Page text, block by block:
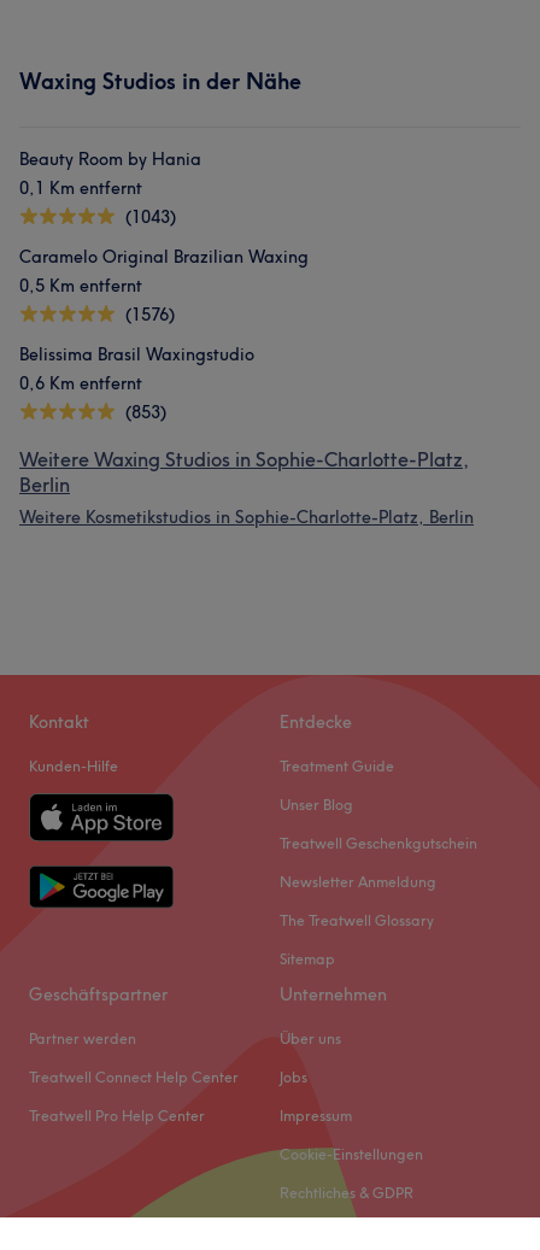
Waxing Studios in der Nähe
Beauty Room by Hania
0,1 Km entfernt
(1043)
Caramelo Original Brazilian Waxing
0,5 Km entfernt
(1576)
Belissima Brasil Waxingstudio
0,6 Km entfernt
(853)
Weitere Waxing Studios in Sophie-Charlotte-Platz,
Berlin
Weitere Kosmetikstudios in Sophie-Charlotte-Platz, Berlin
Kontakt
Kunden-Hilfe
Entdecke
Treatment Guide
Unser Blog
Treatwell Geschenkgutschein
Newsletter Anmeldung
The Treatwell Glossary
Sitemap
Geschäftspartner
Partner werden
Treatwell Connect Help Center
Treatwell Pro Help Center
Unternehmen
Über uns
Jobs
Impressum
Cookie-Einstellungen
Rechtliches & GDPR